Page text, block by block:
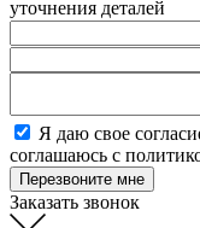
уточнения деталей
Я даю свое
соглашаюсь с
Заказать звонок